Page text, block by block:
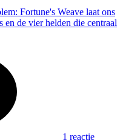
Fortune's Weave laat ons
en de vier helden die centraal
1 reactie